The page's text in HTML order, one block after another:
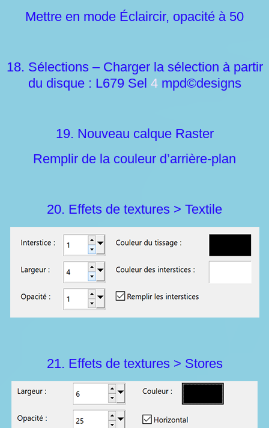
Mettre en mode Éclaircir, opacité à 50
18. Sélections – Charger la sélection à partir
du disque : L679 Sel 4mpd©designs
19. Nouveau calque Raster
Remplir de la couleur d’arrière-plan
20. Effets de textures > Textile
21. Effets de textures > Stores